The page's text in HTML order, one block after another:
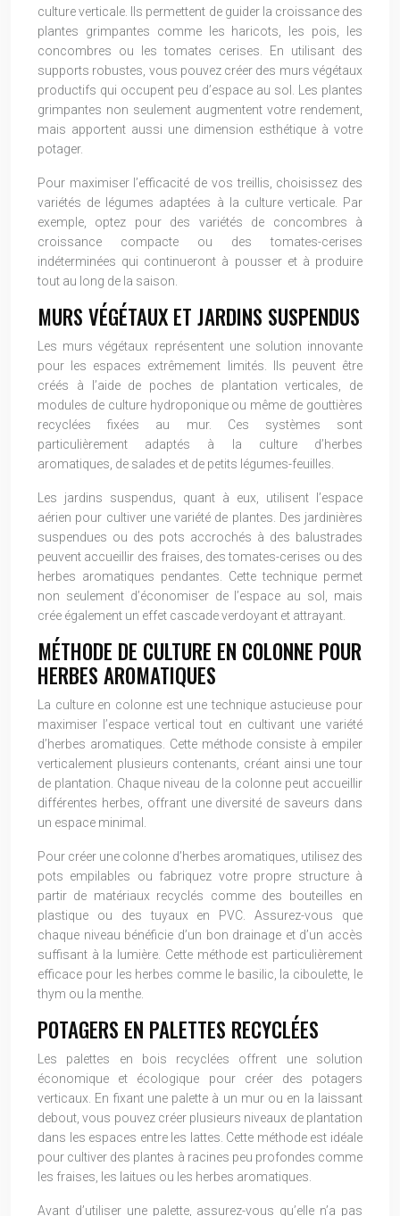
culture verticale. Ils permettent de guider la croissance des
plantes grimpantes comme les haricots, les pois, les
concombres ou les tomates cerises. En utilisant des
supports robustes, vous pouvez créer des murs végétaux
productifs qui occupent peu d’espace au sol. Les plantes
grimpantes non seulement augmentent votre rendement,
mais apportent aussi une dimension esthétique à votre
potager.
Pour maximiser l’efficacité de vos treillis, choisissez des
variétés de légumes adaptées à la culture verticale. Par
exemple, optez pour des variétés de concombres à
croissance compacte ou des tomates-cerises
indéterminées qui continueront à pousser et à produire
tout au long de la saison.
MURS VÉGÉTAUX ET JARDINS SUSPENDUS
Les murs végétaux représentent une solution innovante
pour les espaces extrêmement limités. Ils peuvent être
créés à l’aide de poches de plantation verticales, de
modules de culture hydroponique ou même de gouttières
recyclées fixées au mur. Ces systèmes sont
particulièrement adaptés à la culture d’herbes
aromatiques, de salades et de petits légumes-feuilles.
Les jardins suspendus, quant à eux, utilisent l’espace
aérien pour cultiver une variété de plantes. Des jardinières
suspendues ou des pots accrochés à des balustrades
peuvent accueillir des fraises, des tomates-cerises ou des
herbes aromatiques pendantes. Cette technique permet
non seulement d’économiser de l’espace au sol, mais
crée également un effet cascade verdoyant et attrayant.
MÉTHODE DE CULTURE EN COLONNE POUR
HERBES AROMATIQUES
La culture en colonne est une technique astucieuse pour
maximiser l’espace vertical tout en cultivant une variété
d’herbes aromatiques. Cette méthode consiste à empiler
verticalement plusieurs contenants, créant ainsi une tour
de plantation. Chaque niveau de la colonne peut accueillir
différentes herbes, offrant une diversité de saveurs dans
un espace minimal.
Pour créer une colonne d’herbes aromatiques, utilisez des
pots empilables ou fabriquez votre propre structure à
partir de matériaux recyclés comme des bouteilles en
plastique ou des tuyaux en PVC. Assurez-vous que
chaque niveau bénéficie d’un bon drainage et d’un accès
suffisant à la lumière. Cette méthode est particulièrement
efficace pour les herbes comme le basilic, la ciboulette, le
thym ou la menthe.
POTAGERS EN PALETTES RECYCLÉES
Les palettes en bois recyclées offrent une solution
économique et écologique pour créer des potagers
verticaux. En fixant une palette à un mur ou en la laissant
debout, vous pouvez créer plusieurs niveaux de plantation
dans les espaces entre les lattes. Cette méthode est idéale
pour cultiver des plantes à racines peu profondes comme
les fraises, les laitues ou les herbes aromatiques.
Avant d’utiliser une palette, assurez-vous qu’elle n’a pas